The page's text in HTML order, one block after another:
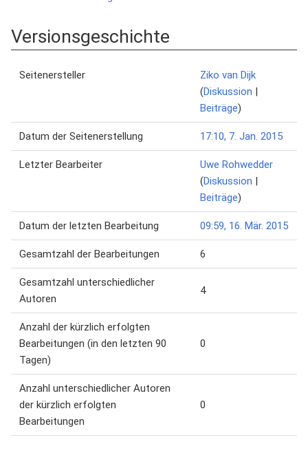
Versionsgeschichte
Seitenersteller
Ziko van Dijk
(Diskussion |
Beiträge)
Datum der Seitenerstellung 17:10, 7. Jan. 2015
Letzter Bearbeiter
Uwe Rohwedder
(Diskussion |
Beiträge)
Datum der letzten Bearbeitung 09:59, 16. Mär. 2015
Gesamtzahl der Bearbeitungen 6
Gesamtzahl unterschiedlicher
Autoren
4
Anzahl der kürzlich erfolgten
Bearbeitungen (in den letzten 90
Tagen)
0
Anzahl unterschiedlicher Autoren
der kürzlich erfolgten
Bearbeitungen
0